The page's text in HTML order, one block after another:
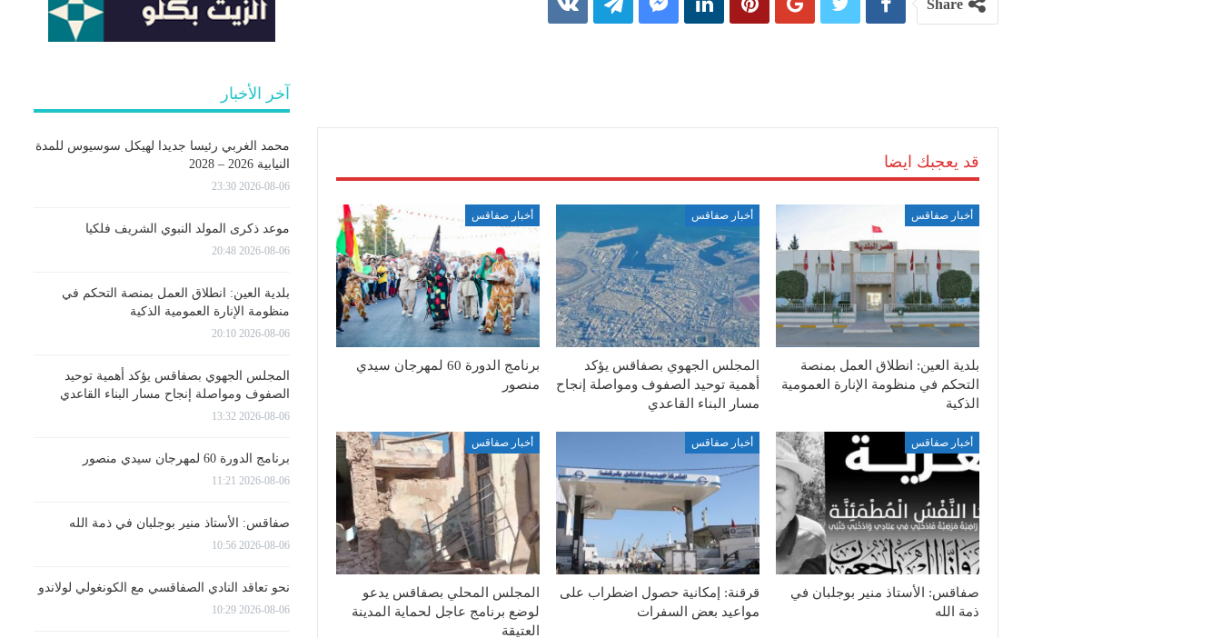
Share
قد يعجبك ايضا
أخبار صفاقس
بلدية العين: انطلاق العمل بمنصة
التحكم في منظومة الإنارة العمومية
الذكية
أخبار صفاقس
المجلس الجهوي بصفاقس يؤكد
أهمية توحيد الصفوف ومواصلة إنجاح
مسار البناء القاعدي
أخبار صفاقس
برنامج الدورة 60 لمهرجان سيدي
منصور
أخبار صفاقس
صفاقس: الأستاذ منير بوجلبان في
ذمة الله
أخبار صفاقس
قرقنة: إمكانية حصول اضطراب على
مواعيد بعض السفرات
أخبار صفاقس
المجلس المحلي بصفاقس يدعو
لوضع برنامج عاجل لحماية المدينة
العتيقة
آخر الأخبار
محمد الغربي رئيسا جديدا لهيكل سوسيوس للمدة
النيابية 2026 – 2028
2026-08-06 23:30
موعد ذكرى المولد النبوي الشريف فلكيا
2026-08-06 20:48
بلدية العين: انطلاق العمل بمنصة التحكم في
منظومة الإنارة العمومية الذكية
2026-08-06 20:10
المجلس الجهوي بصفاقس يؤكد أهمية توحيد
الصفوف ومواصلة إنجاح مسار البناء القاعدي
2026-08-06 13:32
برنامج الدورة 60 لمهرجان سيدي منصور
2026-08-06 11:21
صفاقس: الأستاذ منير بوجلبان في ذمة الله
2026-08-06 10:56
نحو تعاقد النادي الصفاقسي مع الكونغولي لولاندو
2026-08-06 10:29